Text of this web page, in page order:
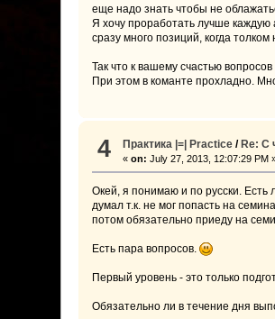
еще надо знать чтобы не
Я хочу проработать лучше
сразу много позиций, когда
Так что к вашему счастью
При этом в команте прохладно.
4 Практика |=| Practice /Re: С
«on: July 27, 2013, 12:07:29 PM
Окей, я понимаю и по русски. Есть
думал т.к. не мог попасть на
потом обязательно приеду на
Есть пара вопросов.
Первый уровень - это только
Обязательно ли в течение дня